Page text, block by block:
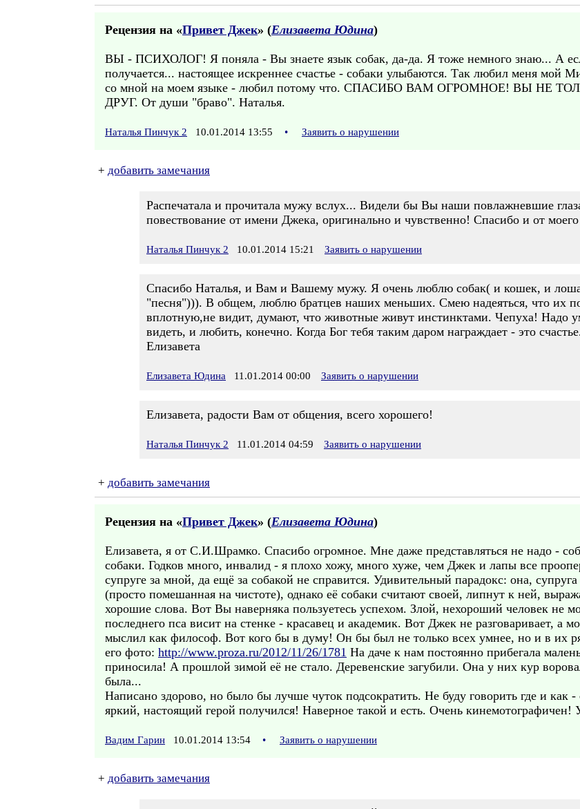
Рецензия на «Привет Джек» (Елизавета Юдина)
ВЫ - ПСИХОЛОГ! Я поняла - Вы знаете язык собак, да-да. Я тоже немного знаю... А
получается... настоящее искреннее счастье - собаки улыбаются. Так любил меня мой
со мной на моем языке - любил потому что. СПАСИБО ВАМ ОГРОМНОЕ! ВЫ НЕ
ДРУГ. От души "браво". Наталья.
Наталья Пинчук 2 10.01.2014 13:55 • Заявить о нарушении
+ добавить замечания
Распечатала и прочитала мужу вслух... Видели бы Вы наши повлажневшие
повествование от имени Джека, оригинально и чувственно! Спасибо и от
Наталья Пинчук 2 10.01.2014 15:21 Заявить о нарушении
Спасибо Наталья, и Вам и Вашему мужу. Я очень люблю собак( и кошек, и
"песня"))). В общем, люблю братцев наших меньших. Смею надеяться, что их
вплотную,не видит, думают, что животные живут инстинктами. Чепуха! Надо
видеть, и любить, конечно. Когда Бог тебя таким даром награждает - это
Елизавета
Елизавета Юдина 11.01.2014 00:00 Заявить о нарушении
Елизавета, радости Вам от общения, всего хорошего!
Наталья Пинчук 2 11.01.2014 04:59 Заявить о нарушении
+ добавить замечания
Рецензия на «Привет Джек» (Елизавета Юдина)
Елизавета, я от С.И.Шрамко. Спасибо огромное. Мне даже представляться не надо -
собаки. Годков много, инвалид - я плохо хожу, много хуже, чем Джек и лапы все
супруге за мной, да ещё за собакой не справится. Удивительный парадокс: она,
(просто помешанная на чистоте), однако её собаки считают своей, липнут к ней,
хорошие слова. Вот Вы наверняка пользуетесь успехом. Злой, нехороший человек не
последнего пса висит на стенке - красавец и академик. Вот Джек не разговаривает, а
мыслил как философ. Вот кого бы в думу! Он бы был не только всех умнее, но и в их
его фото: http://www.proza.ru/2012/11/26/1781 На даче к нам постоянно прибегала
приносила! А прошлой зимой её не стало. Деревенские загубили. Она у них кур
была...
Написано здорово, но было бы лучше чуток подсократить. Не буду говорить где и как
яркий, настоящий герой получился! Наверное такой и есть. Очень
Вадим Гарин 10.01.2014 13:54 • Заявить о нарушении
+ добавить замечания